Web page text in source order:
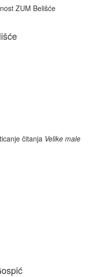
ZUM Belišće
čitanja Velike male